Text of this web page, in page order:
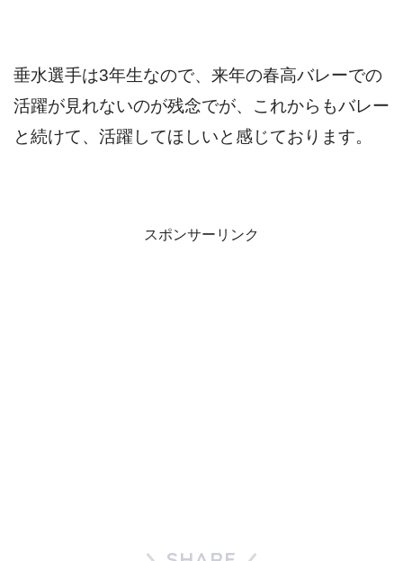
垂水選手は3年生なので、来年の春高バレーでの
活躍が見れないのが残念でが、 これからもバレー
と続けて、活躍してほしいと感じております。
スポンサーリンク